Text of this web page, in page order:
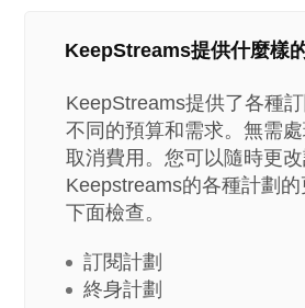
KeepStreams提供什麼樣
KeepStreams提供了各種
不同的預算和需求。無需
取消費用。您可以隨時更
Keepstreams的各種計劃
下面檢查。
訂閱計劃
終身計劃